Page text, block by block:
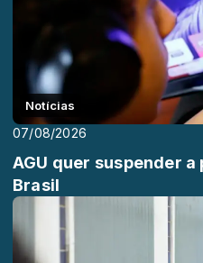
Notícias
07/08/2026
AGU quer suspender
Brasil